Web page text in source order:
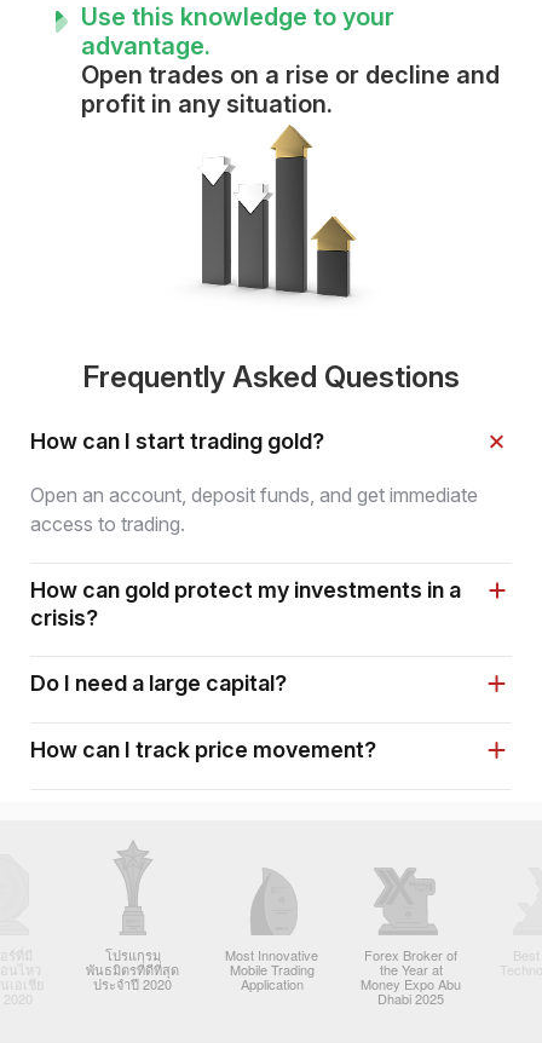
Use this knowledge to your
advantage.
Open trades on a rise or decline and
profit in any situation.
Frequently Asked Questions
How can I start trading gold?
Open an account, deposit funds, and get immediate
access to trading.
How can gold protect my investments in a
crisis?
Do I need a large capital?
How can I track price movement?
ร์ที่มี
ไหว
อเชีย
โปรแกรม
พันธมิตรที่ดีที่สุด
ประจำปี 2020
Most Innovative
Mobile Trading
Application
Forex Broker of
the Year at
Money Expo Abu
Dhabi 2025